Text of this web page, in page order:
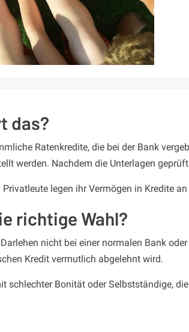
das?
Ratenkredite, die bei der Bank
werden. Nachdem die Unterlagen
legen ihr Vermögen in Kredite
richtige Wahl?
nicht bei einer normalen Bank
Kredit vermutlich abgelehnt wird.
schlechter Bonität oder Selbstständige,